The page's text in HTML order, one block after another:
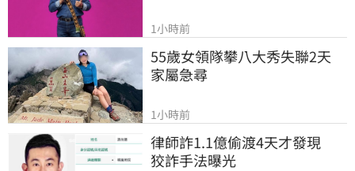
1小時前
55歲女領隊攀八大秀失聯2天
家屬急尋
1小時前
律師詐1.1億偷渡4天才發現
狡詐手法曝光